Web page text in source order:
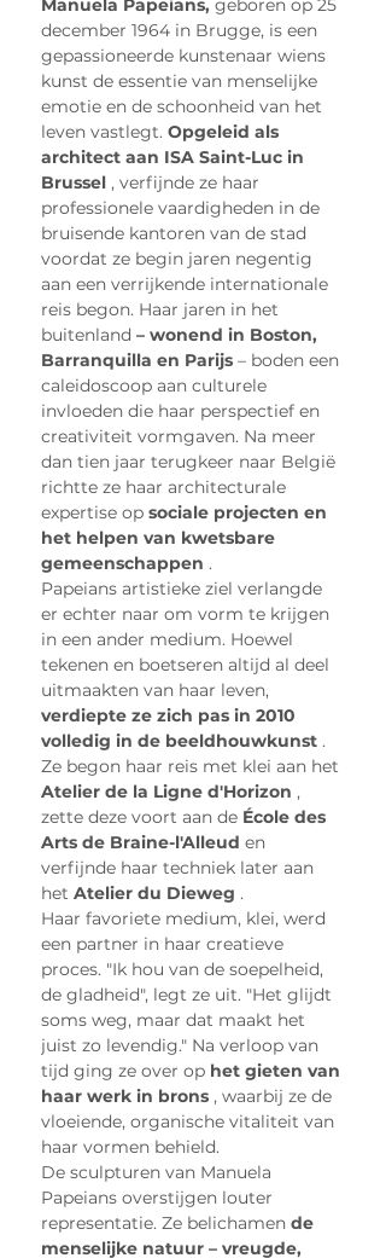
Manuela Papeians, geboren op 25
december 1964 in Brugge, is een
gepassioneerde kunstenaar wiens
kunst de essentie van menselijke
emotie en de schoonheid van het
leven vastlegt. Opgeleid als
architect aan ISA Saint-Luc in
Brussel , verfijnde ze haar
professionele vaardigheden in de
bruisende kantoren van de stad
voordat ze begin jaren negentig
aan een verrijkende internationale
reis begon. Haar jaren in het
buitenland – wonend in Boston,
Barranquilla en Parijs – boden een
caleidoscoop aan culturele
invloeden die haar perspectief en
creativiteit vormgaven. Na meer
dan tien jaar terugkeer naar België
richtte ze haar architecturale
expertise op sociale projecten en
het helpen van kwetsbare
gemeenschappen .
Papeians artistieke ziel verlangde
er echter naar om vorm te krijgen
in een ander medium. Hoewel
tekenen en boetseren altijd al deel
uitmaakten van haar leven,
verdiepte ze zich pas in 2010
volledig in de beeldhouwkunst .
Ze begon haar reis met klei aan het
Atelier de la Ligne d'Horizon ,
zette deze voort aan de École des
Arts de Braine-l'Alleud en
verfijnde haar techniek later aan
het Atelier du Dieweg .
Haar favoriete medium, klei, werd
een partner in haar creatieve
proces. "Ik hou van de soepelheid,
de gladheid", legt ze uit. "Het glijdt
soms weg, maar dat maakt het
juist zo levendig." Na verloop van
tijd ging ze over op het gieten van
haar werk in brons , waarbij ze de
vloeiende, organische vitaliteit van
haar vormen behield.
De sculpturen van Manuela
Papeians overstijgen louter
representatie. Ze belichamen de
menselijke natuur – vreugde,